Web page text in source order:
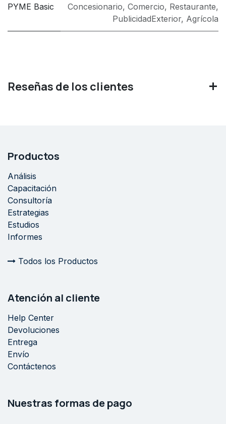
PYME Basic Concesionario, Comercio, Restaurante,
PublicidadExterior, Agrícola
Reseñas de los clientes
Productos
Análisis
Capacitación
Consultoría
Estrategias
Estudios
Informes
Todos los Productos
Atención al cliente
Help Center
Devoluciones
Entrega
Envío
Contáctenos
Nuestras formas de pago